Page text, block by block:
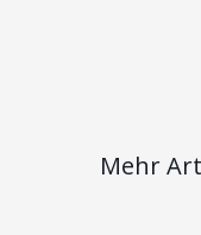
Mehr